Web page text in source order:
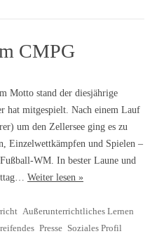
CMPG
Motto stand der diesjährige
hat mitgespielt. Nach einem Lauf
um den Zellersee ging es zu
Einzelwettkämpfen und Spielen –
WM. In bester Laune und
Weiter lesen »
Außerunterrichtliches Lernen
Presse Soziales Profil